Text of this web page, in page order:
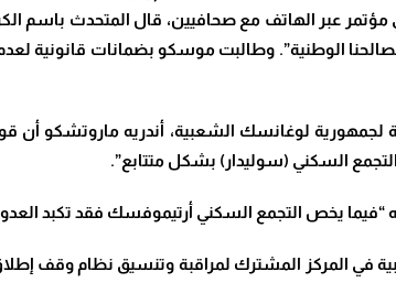
عبر الهاتف مع صحافيين، قال المتحدث باسم
ومصالحنا الوطنية”. وطالبت موسكو بضمانات
​لوغانسك الشعبية​، أندريه ماروتشكو أن
التجمع السكني (سوليدار) بشكل متتابع”.
“فيما يخص التجمع السكني أرتيموفسك فقد تكبد